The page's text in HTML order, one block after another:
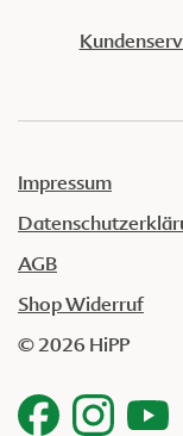
Impressum
AGB
Shop Widerruf
© 2026 HiPP